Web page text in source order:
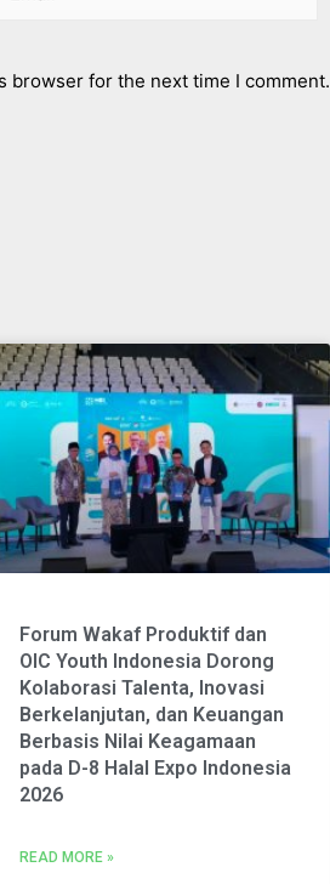
browser for the next time I comment.
Forum Wakaf Produktif dan
OIC Youth Indonesia Dorong
Kolaborasi Talenta, Inovasi
Berkelanjutan, dan Keuangan
Berbasis Nilai Keagamaan
pada D-8 Halal Expo Indonesia
2026
READ MORE »